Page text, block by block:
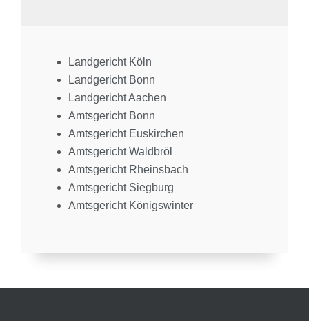
Landgericht Köln
Landgericht Bonn
Landgericht Aachen
Amtsgericht Bonn
Amtsgericht Euskirchen
Amtsgericht Waldbröl
Amtsgericht Rheinsbach
Amtsgericht Siegburg
Amtsgericht Königswinter